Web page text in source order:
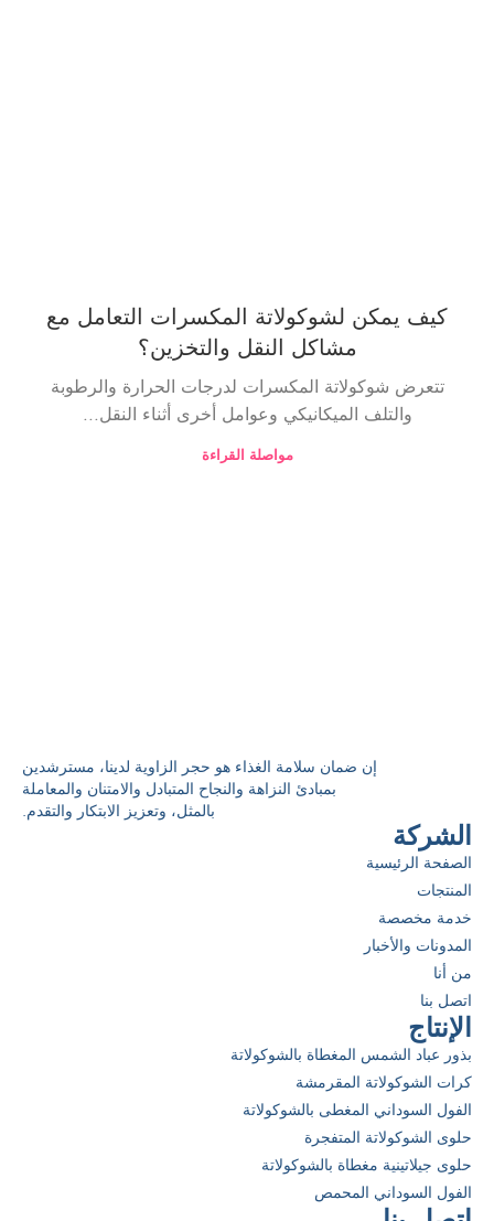
كيف يمكن لشوكولاتة المكسرات التعامل مع
مشاكل النقل والتخزين؟
تتعرض شوكولاتة المكسرات لدرجات الحرارة والرطوبة
والتلف الميكانيكي وعوامل أخرى أثناء النقل...
مواصلة القراءة
إن ضمان سلامة الغذاء هو حجر الزاوية لدينا، مسترشدين
بمبادئ النزاهة والنجاح المتبادل والامتنان والمعاملة
بالمثل، وتعزيز الابتكار والتقدم.
الشركة
الصفحة الرئيسية
المنتجات
خدمة مخصصة
المدونات والأخبار
من أنا
اتصل بنا
الإنتاج
بذور عباد الشمس المغطاة بالشوكولاتة
كرات الشوكولاتة المقرمشة
الفول السوداني المغطى بالشوكولاتة
حلوى الشوكولاتة المتفجرة
حلوى جيلاتينية مغطاة بالشوكولاتة
الفول السوداني المحمص